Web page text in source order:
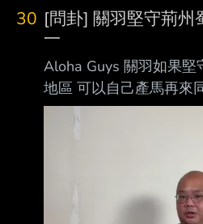
30 [問卦] 關羽堅守荊州
一
Aloha Guys 關羽如果堅
地區 可以自己產馬再來
? --